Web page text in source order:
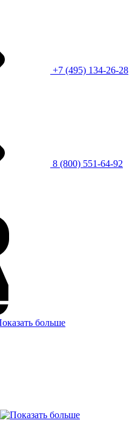
+7 (495) 134-26-28
8 (800) 551-64-92